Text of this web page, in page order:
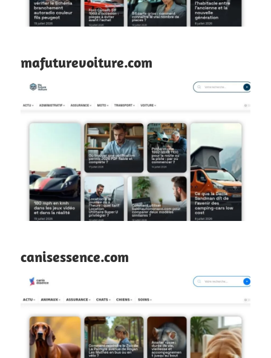
mafuturevoiture.com
canisessence.com